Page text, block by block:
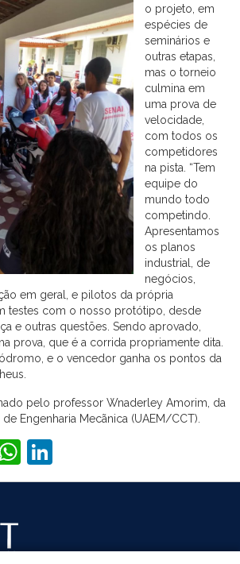
o projeto, em
espécies de
seminários e
outras etapas,
mas o torneio
culmina em
uma prova de
velocidade,
com todos os
competidores
na pista. “Tem
equipe do
mundo todo
competindo.
Apresentamos
os planos
industrial, de
negócios,
em geral, e pilotos da própria
testes com o nosso protótipo, desde
e outras questões. Sendo aprovado,
prova, que é a corrida propriamente dita.
e o vencedor ganha os pontos da
pelo professor Wnaderley Amorim, da
Engenharia Mecãnica (UAEM/CCT).
WhatsApp